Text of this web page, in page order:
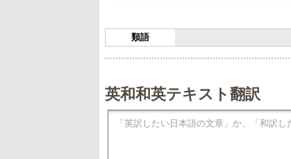
類語
英和和英テキスト翻訳